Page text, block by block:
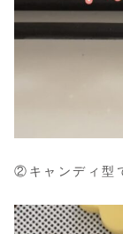
②キャンディ型